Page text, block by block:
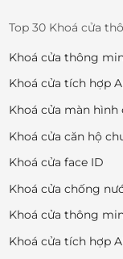
Top 30 Khoá cửa
Khoá cửa thông
Khoá cửa tích hợp
Khoá cửa màn hình
Khoá cửa căn hộ
Khoá cửa face ID
Khoá cửa chống
Khoá cửa thông
Khoá cửa tích hợp